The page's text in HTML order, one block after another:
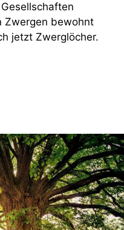
Zwergen bewohnt
jetzt Zwerglöcher.